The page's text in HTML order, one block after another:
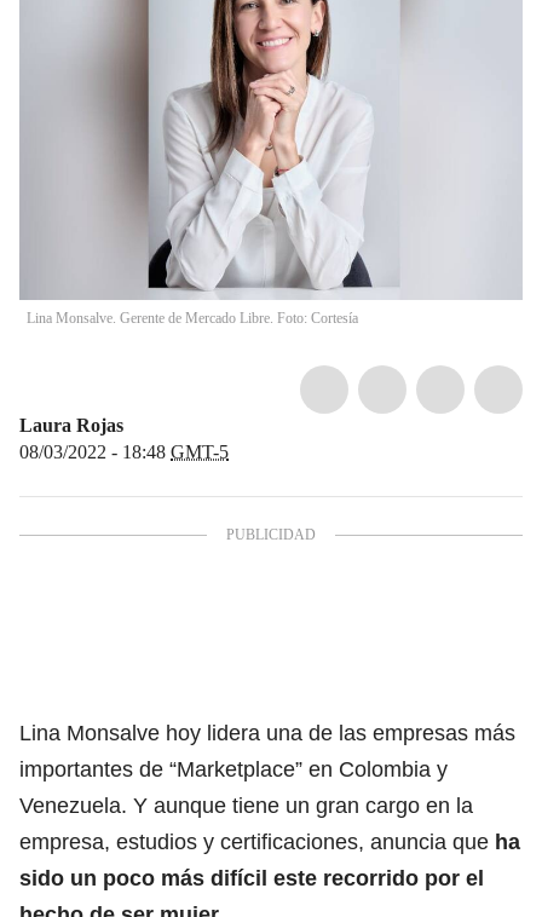
Lina Monsalve. Gerente de Mercado Libre. Foto: Cortesía
Laura Rojas
08/03/2022 - 18:48 GMT-5
Lina Monsalve hoy lidera una de las empresas más
importantes de “Marketplace” en Colombia y
Venezuela. Y aunque tiene un gran cargo en la
empresa, estudios y certificaciones, anuncia que ha
sido un poco más difícil este recorrido por el